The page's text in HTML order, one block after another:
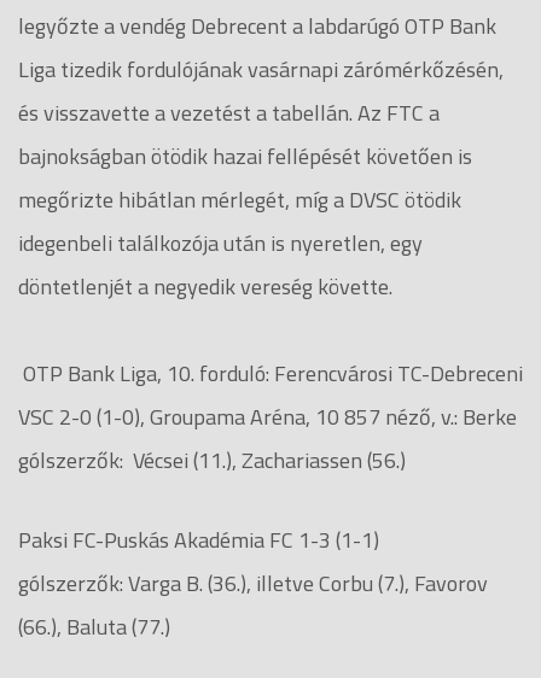
legyőzte a vendég Debrecent a labdarúgó OTP Bank
Liga tizedik fordulójának vasárnapi zárómérkőzésén,
és visszavette a vezetést a tabellán. Az FTC a
bajnokságban ötödik hazai fellépését követően is
megőrizte hibátlan mérlegét, míg a DVSC ötödik
idegenbeli találkozója után is nyeretlen, egy
döntetlenjét a negyedik vereség követte.
OTP Bank Liga, 10. forduló: Ferencvárosi TC-Debreceni
VSC 2-0 (1-0), Groupama Aréna, 10 857 néző, v.: Berke
gólszerzők: Vécsei (11.), Zachariassen (56.)
Paksi FC-Puskás Akadémia FC 1-3 (1-1)
gólszerzők: Varga B. (36.), illetve Corbu (7.), Favorov
(66.), Baluta (77.)